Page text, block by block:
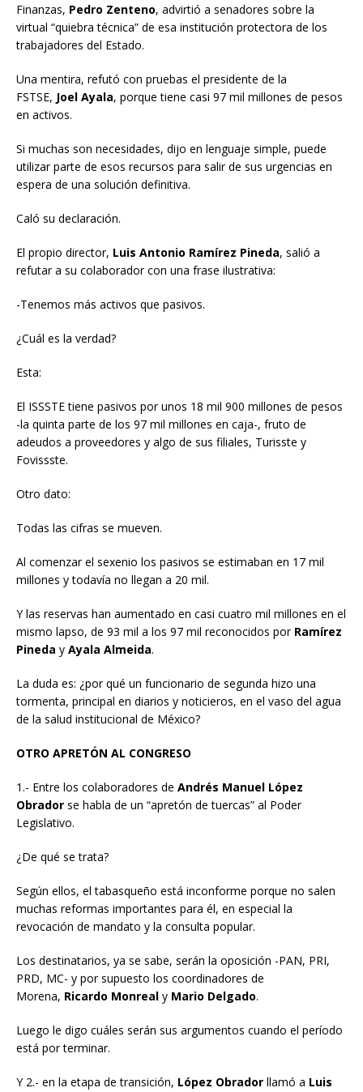
Finanzas, Pedro Zenteno, advirtió a senadores sobre la
virtual “quiebra técnica” de esa institución protectora de los
trabajadores del Estado.
Una mentira, refutó con pruebas el presidente de la
FSTSE, Joel Ayala, porque tiene casi 97 mil millones de pesos
en activos.
Si muchas son necesidades, dijo en lenguaje simple, puede
utilizar parte de esos recursos para salir de sus urgencias en
espera de una solución definitiva.
Caló su declaración.
El propio director, Luis Antonio Ramírez Pineda, salió a
refutar a su colaborador con una frase ilustrativa:
-Tenemos más activos que pasivos.
¿Cuál es la verdad?
Esta:
El ISSSTE tiene pasivos por unos 18 mil 900 millones de pesos
-la quinta parte de los 97 mil millones en caja-, fruto de
adeudos a proveedores y algo de sus filiales, Turisste y
Fovissste.
Otro dato:
Todas las cifras se mueven.
Al comenzar el sexenio los pasivos se estimaban en 17 mil
millones y todavía no llegan a 20 mil.
Y las reservas han aumentado en casi cuatro mil millones en el
mismo lapso, de 93 mil a los 97 mil reconocidos por Ramírez
Pineda y Ayala Almeida.
La duda es: ¿por qué un funcionario de segunda hizo una
tormenta, principal en diarios y noticieros, en el vaso del agua
de la salud institucional de México?
OTRO APRETÓN AL CONGRESO
1.- Entre los colaboradores de Andrés Manuel López
Obrador se habla de un “apretón de tuercas” al Poder
Legislativo.
¿De qué se trata?
Según ellos, el tabasqueño está inconforme porque no salen
muchas reformas importantes para él, en especial la
revocación de mandato y la consulta popular.
Los destinatarios, ya se sabe, serán la oposición -PAN, PRI,
PRD, MC- y por supuesto los coordinadores de
Morena, Ricardo Monreal y Mario Delgado.
Luego le digo cuáles serán sus argumentos cuando el período
está por terminar.
Y 2.- en la etapa de transición, López Obrador llamó a Luis